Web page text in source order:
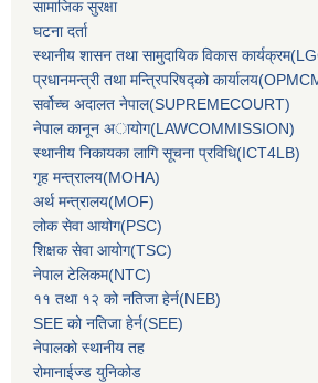
सामाजिक सुरक्षा
घटना दर्ता
स्थानीय शासन तथा सामुदायिक विकास
प्रधानमन्‍त्री तथा मन्‍त्रिपरिषद्को
सर्वोच्‍च अदालत नेपाल(SUPREMECOURT)
नेपाल कानून अायोग(LAWCOMMISSION)
स्थानीय निकायका लागि सूचना प्रविधि(ICT4LB)
गृह मन्‍त्रालय(MOHA)
अर्थ मन्‍त्रालय(MOF)
लोक सेवा आयोग(PSC)
शिक्षक सेवा आयोग(TSC)
नेपाल टेलिकम(NTC)
११ तथा १२ को नतिजा हेर्न(NEB)
SEE को नतिजा हेर्न(SEE)
नेपालको स्थानीय तह
रोमानाईज्ड युनिकोड